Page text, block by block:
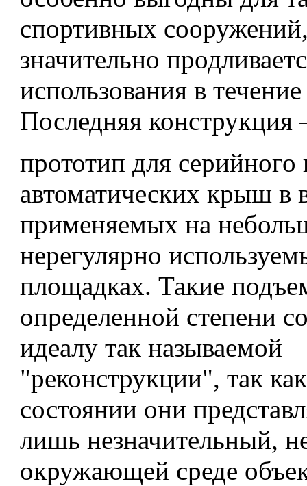
спортивных
значительно
использования в течение
Последняя
прототип для серийного
автоматических крыш в
применяемых на
нерегулярно
площадках. Такие
определенной степени
идеалу так называемой
"реконструкции", так
состоянии они
лишь незначительный,
окружающей среде